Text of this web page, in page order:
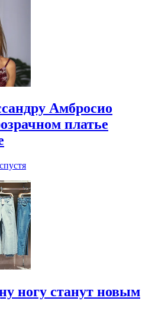
Амбросио
платье
ногу станут новым